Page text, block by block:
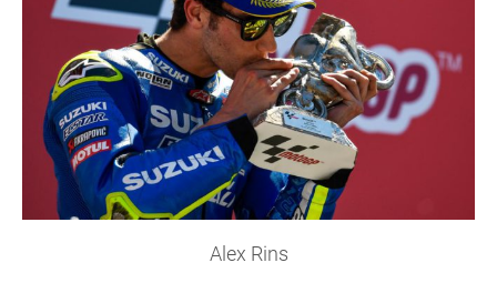
Alex Rins